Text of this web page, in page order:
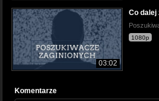
03:02
Co dalej
1080p
Komentarze